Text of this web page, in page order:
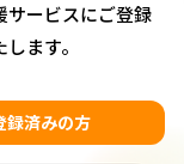
サービスにご登録
ます。
録済みの方